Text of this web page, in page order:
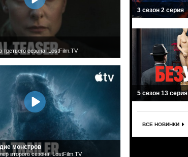
третьего сезона. LostFilm.TV
монстров
второго сезона. LostFilm.TV
3 сезон 2 серия
5 сезон 13 серия
ВСЕ НОВИНКИ